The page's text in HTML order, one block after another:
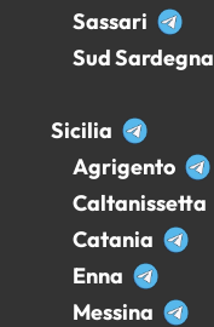
Sassari
Sud Sardegna
Sicilia
Agrigento
Caltanissetta
Catania
Enna
Messina